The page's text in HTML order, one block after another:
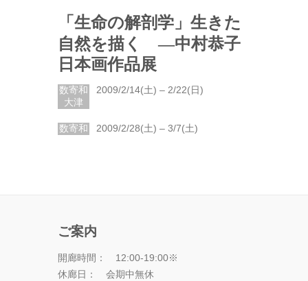
「生命の解剖学」生きた
自然を描く ―中村恭子
日本画作品展
数寄和
大津
2009/2/14(土) – 2/22(日)
数寄和 2009/2/28(土) – 3/7(土)
ご案内
開廊時間： 12:00-19:00※
休廊日： 会期中無休